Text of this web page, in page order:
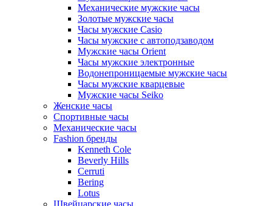
Механические мужские часы
Золотые мужские часы
Часы мужские Casio
Часы мужские с автоподзаводом
Мужские часы Orient
Часы мужские электронные
Водонепроницаемые мужские часы
Часы мужские кварцевые
Мужские часы Seiko
Женские часы
Спортивные часы
Механические часы
Fashion бренды
Kenneth Cole
Beverly Hills
Cerruti
Bering
Lotus
Швейцарские часы